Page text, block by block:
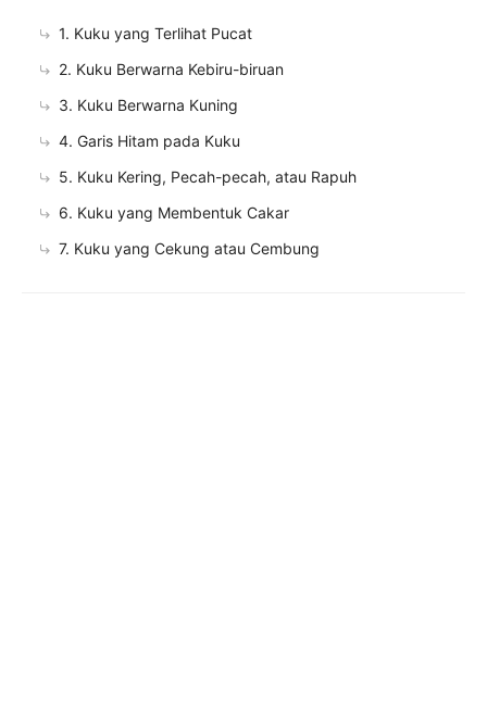
1. Kuku yang Terlihat Pucat
2. Kuku Berwarna Kebiru-biruan
3. Kuku Berwarna Kuning
4. Garis Hitam pada Kuku
5. Kuku Kering, Pecah-pecah, atau Rapuh
6. Kuku yang Membentuk Cakar
7. Kuku yang Cekung atau Cembung